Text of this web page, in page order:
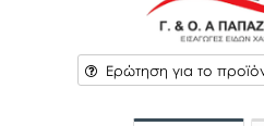
Ερώτηση για το